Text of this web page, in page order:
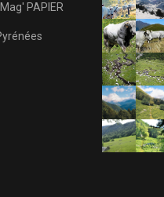
PAPIER